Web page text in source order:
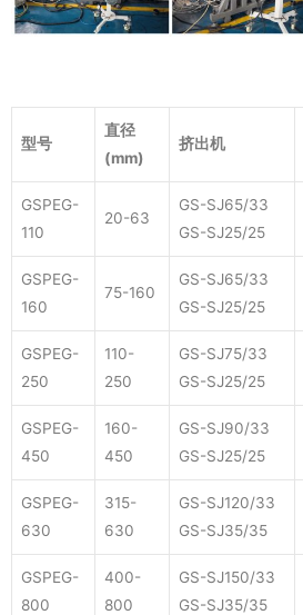
型号
直径
(mm)
挤出机
GSPEG-
110
20-63
GS-SJ65/33
GS-SJ25/25
GSPEG-
160
75-160
GS-SJ65/33
GS-SJ25/25
GSPEG-
250
110-
250
GS-SJ75/33
GS-SJ25/25
GSPEG-
450
160-
450
GS-SJ90/33
GS-SJ25/25
GSPEG-
630
315-
630
GS-SJ120/33
GS-SJ35/35
GSPEG-
800
400-
800
GS-SJ150/33
GS-SJ35/35